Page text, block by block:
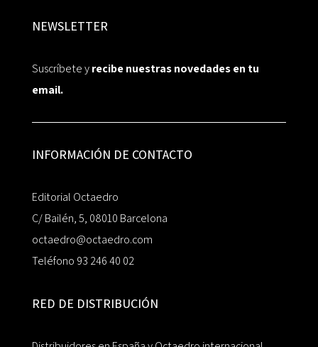
NEWSLETTER
Suscríbete yrecibe nuestras novedades en tu
email.
INFORMACIÓN DE CONTACTO
Editorial Octaedro
C/ Bailén, 5, 08010 Barcelona
octaedro@octaedro.com
Teléfono 93 246 40 02
RED DE DISTRIBUCIÓN